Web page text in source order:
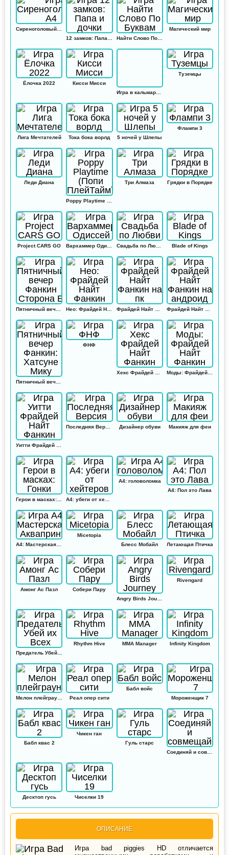
ОПИСАНИЕ
Игра bad piggies HD отличается
Найти Слово По Буквам
Магический мир
Ёлочка 2022
Кисси Мисси
Игра в кальмара: Амонг ас
Туземцы
Лига Мечтателей Тока бока ворлд 5 ночей у Шлепы
Флампи 3
Леди Диана Три Алмаза Грядки в Порядке
Project CARS GO Свадьба по Любви Blade of Kings
ФНФ
Моды: Фрайдей Найт Фанкин
Дизайнер обуви Макияж для феи
А4: головоломка
А4: Пол это Лава
Micetopia
Блесс Мобайл
Летающая Птичка
Амонг Ас Пазл
Собери Пару
Angry Birds Journey
Rivengard
Rhythm Hive MMA Manager Infinity Kingdom
Реал опер сити
Бабл войс
Мороженщик 7
Бабл квас 2
Чикен ган
Гуль старс
Соединяй и совмещай
Десктоп гусь Чиселки 19